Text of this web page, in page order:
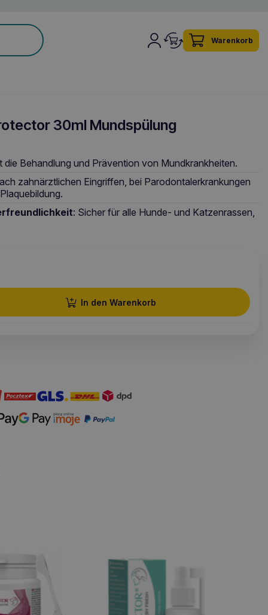
Warenkorb
30ml Mundspülung
die Behandlung und Prävention von Mundkrankheiten.
zahnärztlichen Eingriffen, bei Parodontalerkrankungen
: Sicher für alle Hunde- und Katzenrassen,
In den Warenkorb